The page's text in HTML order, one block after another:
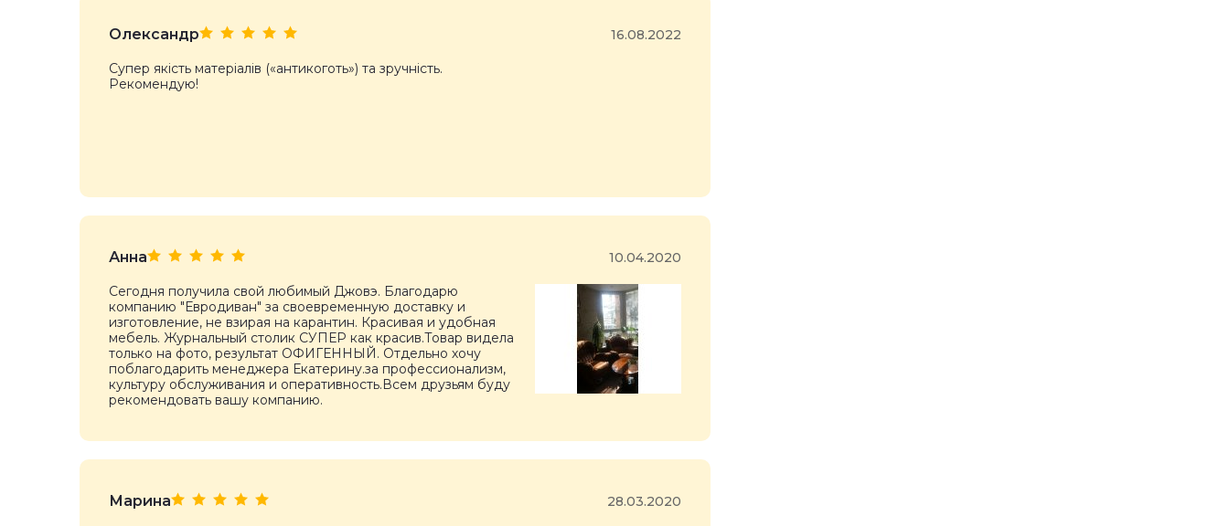
Олександр 16.08.2022
Супер якість матеріалів («антикоготь») та зручність.
Рекомендую!
Анна 10.04.2020
Сегодня получила свой любимый Джовэ. Благодарю
компанию "Евродиван" за своевременную доставку и
изготовление, не взирая на карантин. Красивая и удобная
мебель. Журнальный столик СУПЕР как красив.Товар видела
только на фото, результат ОФИГЕННЫЙ. Отдельно хочу
поблагодарить менеджера Екатерину.за профессионализм,
культуру обслуживания и оперативность.Всем друзьям буду
рекомендовать вашу компанию.
Марина 28.03.2020